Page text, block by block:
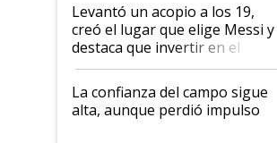
Levantó un acopio a los 19,
creó el lugar que elige Messi y
destaca que invertir en el
kirchnerismo era como "darle
plata a un hijo para droga":
Juan Félix Rossetti, el libertario
que de una dura crisis salió
La confianza del campo sigue
alta, aunque perdió impulso